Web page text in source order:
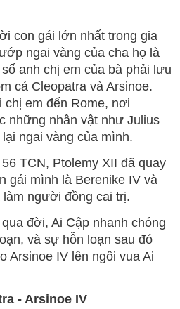
con gái lớn nhất trong gia
ngai vàng của cha họ là
anh chị em của bà phải lưu
cả Cleopatra và Arsinoe.
chị em đến Rome, nơi
những nhân vật như Julius
ngai vàng của mình.
TCN, Ptolemy XII đã quay
gái mình là Berenike IV và
người đồng cai trị.
đời, Ai Cập nhanh chóng
và sự hỗn loạn sau đó
Arsinoe IV lên ngôi vua Ai
- Arsinoe IV